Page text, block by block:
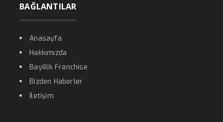
BAĞLANTILAR
Anasayfa
Hakkımızda
Bayiilik Franchise
Bizden Haberler
İletişim